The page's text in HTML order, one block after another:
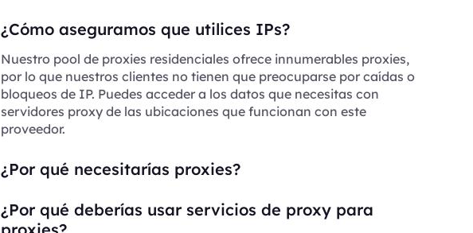
¿Cómo aseguramos que utilices IPs?
Nuestro pool de proxies residenciales ofrece innumerables proxies,
por lo que nuestros clientes no tienen que preocuparse por caídas o
bloqueos de IP. Puedes acceder a los datos que necesitas con
servidores proxy de las ubicaciones que funcionan con este
proveedor.
¿Por qué necesitarías proxies?
¿Por qué deberías usar servicios de proxy para